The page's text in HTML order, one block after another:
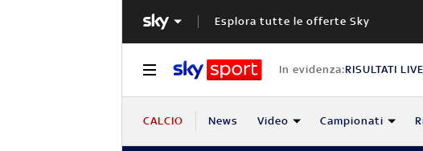
Esplora tutte le offerte Sky
In evidenza:RISULTATI LIVE
CALCIO News Video Campionati